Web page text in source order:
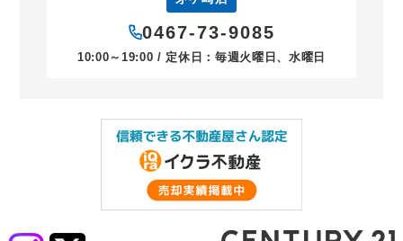
0467-73-9085
10:00～19:00 / 定休日：毎週火曜日、水曜日